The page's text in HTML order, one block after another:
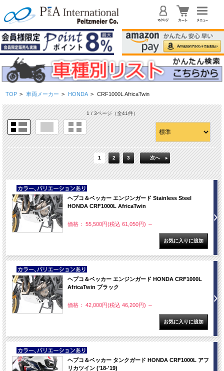
TOP > 車両メーカー > HONDA > CRF1000L AfricaTwin
1 / 3ページ（全41件）
1 2 3 次へ
NEW
ヘプコ＆ベッカー エンジンガード Stainless Steel
HONDA CRF1000L AfricaTwin
価格： 55,500円(税込 61,050円) ～
NEW
ヘプコ＆ベッカー エンジンガード HONDA CRF1000L
AfricaTwin ブラック
価格： 42,000円(税込 46,200円) ～
NEW
ヘプコ＆ベッカー タンクガード HONDA CRF1000L アフ
リカツイン ('18-'19)